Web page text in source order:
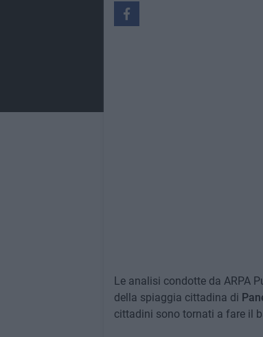
Le analisi condotte da ARPA
della spiaggia cittadina di
cittadini sono tornati a fare il